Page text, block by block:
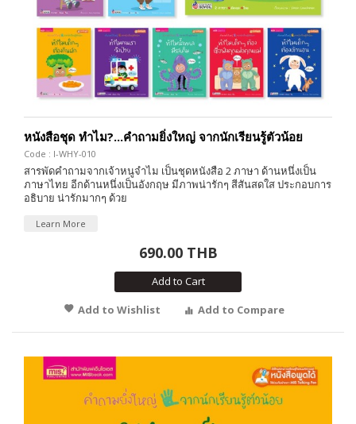
หนังสือชุด ทำไม?...คำถามยิ่งใหญ่ จากนักเรียนรู้ตัวน้อย
Code : I-WHY-010
สารพัดคำถามจากเจ้าหนูจำไม เป็นชุดหนังสือ 2 ภาษา ด้านหนึ่งเป็น
ภาษาไทย อีกด้านหนึ่งเป็นอังกฤษ มีภาพน่ารักๆ สีสันสดใส ประกอบการ
อธิบาย น่ารักมากๆ ด้วย
Learn More
690.00 THB
Add to Cart
Add to Wishlist
Add to Compare